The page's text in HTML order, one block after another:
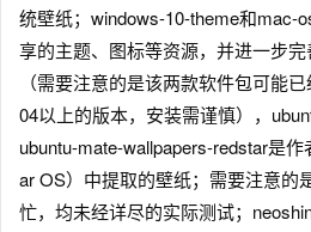
统壁纸；windows-10-theme和mac-
享的主题、图标等资源，并进一步
（需要注意的是该两款软件包可能
04以上的版本，安装需谨慎），
ubuntu-mate-wallpapers-redstar是
ar OS）中提取的壁纸；需要注意的
忙，均未经详尽的实际测试；